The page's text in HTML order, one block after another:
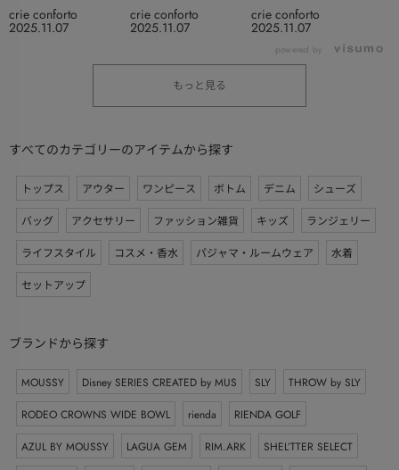
2025.11.07
crie conforto
2025.11.07
crie conforto
2025.11.07
crie conforto
powered by
もっと見る
すべてのカテゴリーのアイテムから探す
トップス アウター ワンピース ボトム デニム
シューズ
バッグ
アクセサリー ファッション雑貨 キッズ
ランジェリー
ライフスタイル
コスメ・香水 パジャマ・ルームウェア
水着
セットアップ
ブランドから探す
MOUSSY Disney SERIES CREATED by MUS SLY
THROW by SLY
RODEO CROWNS WIDE BOWL
rienda
RIENDA GOLF
AZUL BY MOUSSY
LAGUA GEM RIM.ARK
SHEL’TTER SELECT